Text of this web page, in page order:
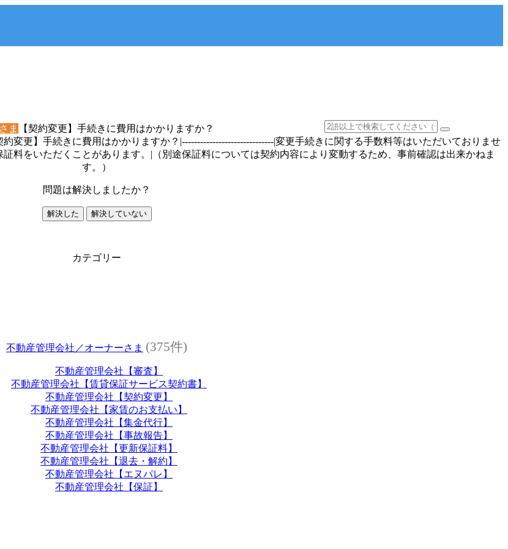
ま
【契約変更】手続きに費用はかかりますか？
約変更】手続きに費用はかかりますか？|------------------------------|変更手続きに関する手数料等はいただいておりませ
料をいただくことがあります。|（別途保証料については契約内容により変動するため、事前確認は出来かねま
す。）
問題は解決しましたか？
解決した 解決していない
カテゴリー
不動産管理会社／オーナーさま (375件)
不動産管理会社【審査】
不動産管理会社【賃貸保証サービス契約書】
不動産管理会社【契約変更】
不動産管理会社【家賃のお支払い】
不動産管理会社【集金代行】
不動産管理会社【事故報告】
不動産管理会社【更新保証料】
不動産管理会社【退去・解約】
不動産管理会社【エヌパレ】
不動産管理会社【保証】